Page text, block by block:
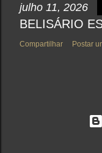
julho 11, 2026
BELISÁRIO
Compartilhar Postar